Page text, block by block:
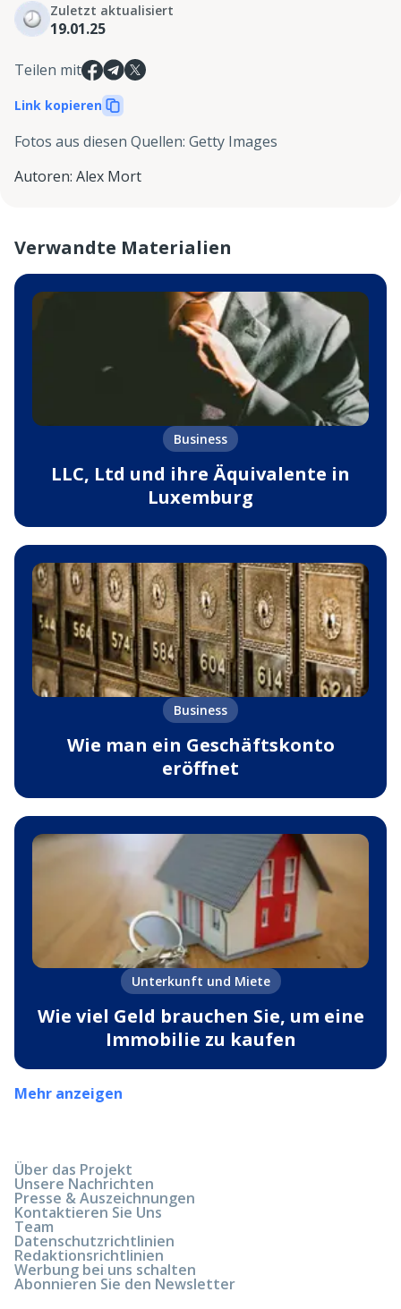
Zuletzt aktualisiert
19.01.25
Teilen mit
Link kopieren
Fotos aus diesen Quellen: Getty Images
Autoren: Alex Mort
Verwandte Materialien
Business
LLC, Ltd und ihre Äquivalente in
Luxemburg
Business
Wie man ein Geschäftskonto
eröffnet
Unterkunft und Miete
Wie viel Geld brauchen Sie, um eine
Immobilie zu kaufen
Mehr anzeigen
Über das Projekt
Unsere Nachrichten
Presse & Auszeichnungen
Kontaktieren Sie Uns
Team
Datenschutzrichtlinien
Redaktionsrichtlinien
Werbung bei uns schalten
Abonnieren Sie den Newsletter